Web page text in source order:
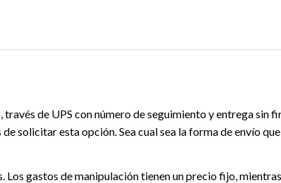
de UPS con número de seguimiento y entrega sin
solicitar esta opción. Sea cual sea la forma de envío
gastos de manipulación tienen un precio fijo,